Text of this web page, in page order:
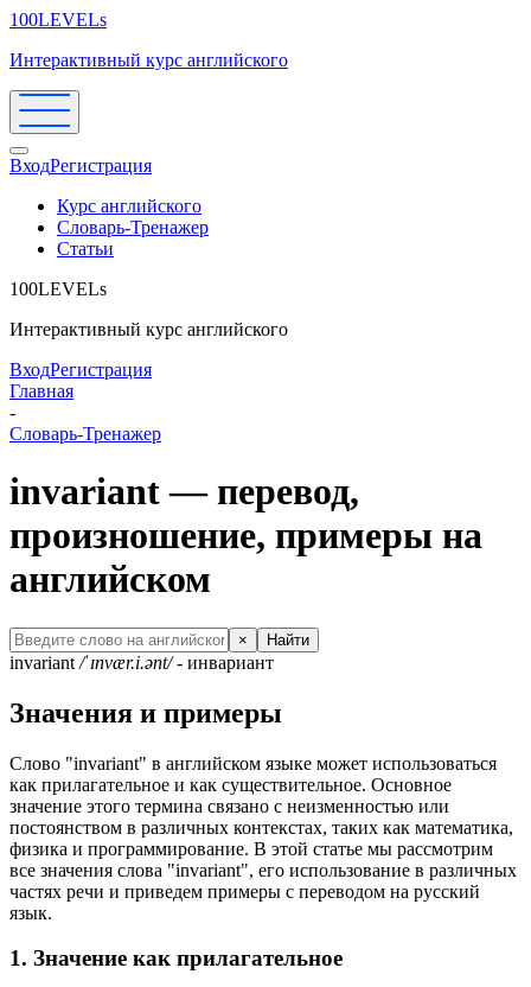
100LEVELs
Интерактивный курс английского
ВходРегистрация
Курс английского
Словарь-Тренажер
Статьи
100LEVELs
Интерактивный курс английского
ВходРегистрация
Главная
-
Словарь-Тренажер
invariant — перевод,
произношение, примеры на
английском
× Найти
invariant /ˈɪnvær.i.ənt/- инвариант
Значения и примеры
Слово "invariant" в английском языке может использоваться
как прилагательное и как существительное. Основное
значение этого термина связано с неизменностью или
постоянством в различных контекстах, таких как математика,
физика и программирование. В этой статье мы рассмотрим
все значения слова "invariant", его использование в различных
частях речи и приведем примеры с переводом на русский
язык.
1. Значение как прилагательное